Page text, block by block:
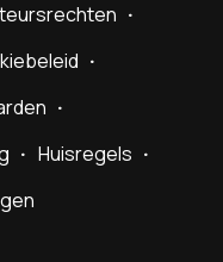
Huisregels